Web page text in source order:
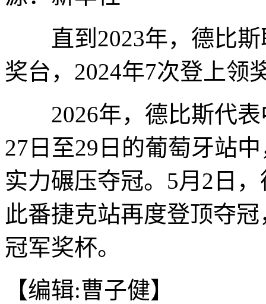
直到2023年，德比
奖台，2024年7次登上领
2026年，德比斯代表
27日至29日的葡萄牙站
实力碾压夺冠。5月2日
此番捷克站再度登顶夺
冠军奖杯。
【编辑:曹子健】